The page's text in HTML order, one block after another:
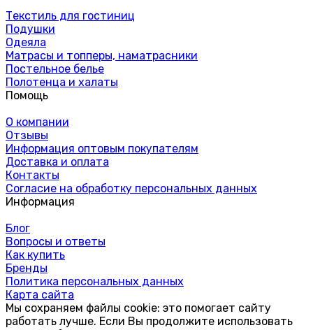
Текстиль для гостиниц
Подушки
Одеяла
Матрасы и топперы, наматрасники
Постельное белье
Полотенца и халаты
Помощь
О компании
Отзывы
Информация оптовым покупателям
Доставка и оплата
Контакты
Согласие на обработку персональных данных
Информация
Блог
Вопросы и ответы
Как купить
Бренды
Политика персональных данных
Карта сайта
Мы сохраняем файлы cookie: это помогает сайту
работать лучше. Если Вы продолжите использовать